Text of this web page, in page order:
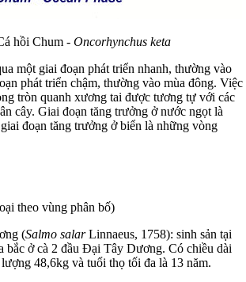
hồi Chum -Oncorhynchus keta
một giai đoạn phát triển nhanh, thường vào
phát triển chậm, thường vào mùa đông. Việc
tròn quanh xương tai được tương tự với các
cây. Giai đoạn tăng trưởng ở nước ngọt là
đoạn tăng trưởng ở biển là những vòng
theo vùng phân bố)
(Salmo salarLinnaeus, 1758): sinh sản tại
bắc ở cà 2 đầu Đại Tây Dương. Có chiều dài
48,6kg và tuổi thọ tối đa là 13 năm.